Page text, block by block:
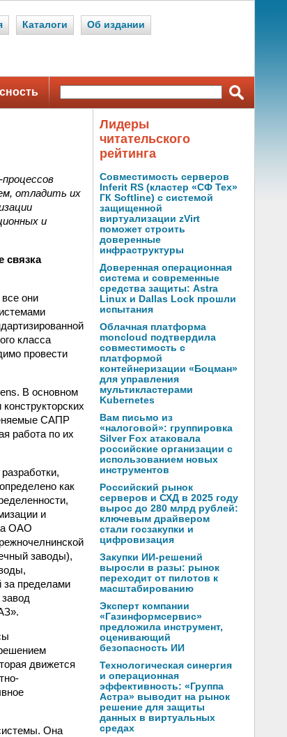
Каталоги Об издании
отладить их
и
связка
они
класса
провести
В основном
САПР
работа по их
как
и
ОАО
заводы),
за пределами
движется
Она
Лидеры
читательского
рейтинга
Совместимость серверов
Inferit RS (кластер «СФ Тех»
ГК Softline) с системой
защищенной
виртуализации zVirt
поможет строить
доверенные
инфраструктуры
Доверенная операционная
система и современные
средства защиты: Astra
Linux и Dallas Lock прошли
испытания
Облачная платформа
moncloud подтвердила
совместимость с
платформой
контейнеризации «Боцман»
для управления
мультикластерами
Kubernetes
Вам письмо из
«налоговой»: группировка
Silver Fox атаковала
российские организации с
использованием новых
инструментов
Российский рынок
серверов и СХД в 2025 году
вырос до 280 млрд рублей:
ключевым драйвером
стали госзакупки и
цифровизация
Закупки ИИ-решений
выросли в разы: рынок
переходит от пилотов к
масштабированию
Эксперт компании
«Газинформсервис»
предложила инструмент,
оценивающий
безопасность ИИ
Технологическая синергия
и операционная
эффективность: «Группа
Астра» выводит на рынок
решение для защиты
данных в виртуальных
средах